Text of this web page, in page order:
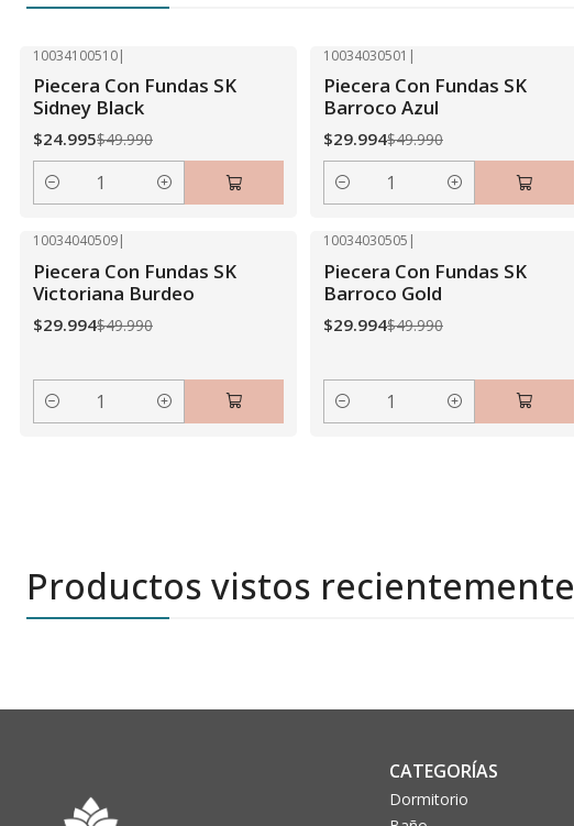
10034100510|
Piecera Con Fundas SK
Sidney Black
$24.995$49.990
Cantidad
10034030501 |
Piecera Con Fundas SK
Barroco Azul
$29.994$49.990
Cantidad
10034040509|
Piecera Con Fundas SK
Victoriana Burdeo
$29.994$49.990
Cantidad
10034030505 |
Piecera Con Fundas SK
Barroco Gold
$29.994$49.990
Cantidad
Productos vistos recientemente
CATEGORÍAS
Dormitorio